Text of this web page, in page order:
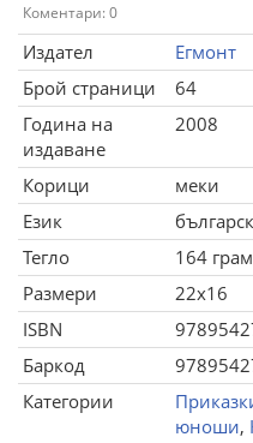
Коментари: 0
Издател
Егмонт
Брой страници
64
Година на
издаване
2008
Корици
меки
Език
Тегло
164
Размери
22x16
ISBN
Баркод
Категории
юноши,